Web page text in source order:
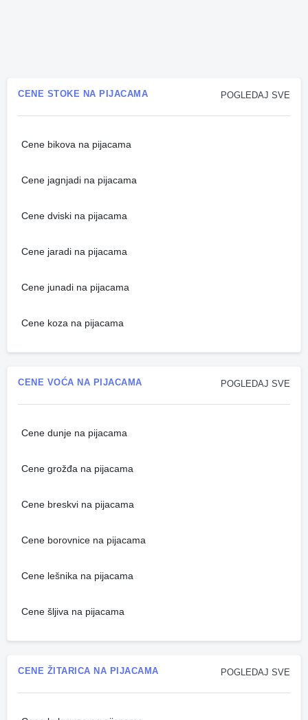
POGLEDAJ SVE
CENE STOKE NA PIJACAMA
Cene bikova na pijacama
Cene jagnjadi na pijacama
Cene dviski na pijacama
Cene jaradi na pijacama
Cene junadi na pijacama
Cene koza na pijacama
POGLEDAJ SVE
CENE VOĆA NA PIJACAMA
Cene dunje na pijacama
Cene grožđa na pijacama
Cene breskvi na pijacama
Cene borovnice na pijacama
Cene lešnika na pijacama
Cene šljiva na pijacama
POGLEDAJ SVE
CENE ŽITARICA NA PIJACAMA